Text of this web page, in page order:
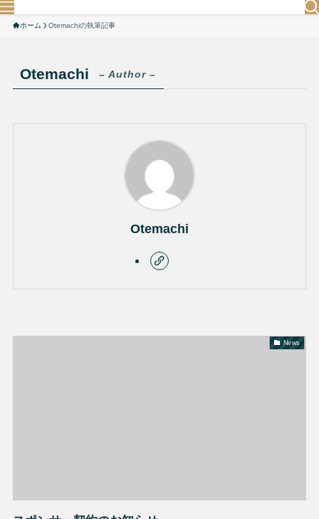
ホーム Otemachiの執筆記事
Otemachi – Author –
Otemachi
News